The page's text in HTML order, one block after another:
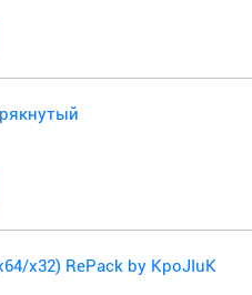
x32) RePack by KpoJIuK